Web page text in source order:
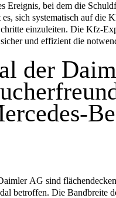
Ereignis, bei dem die
sich systematisch auf die
einzuleiten. Die Kfz-
und effizient die
der
AG sind
betroffen. Die Bandbreite